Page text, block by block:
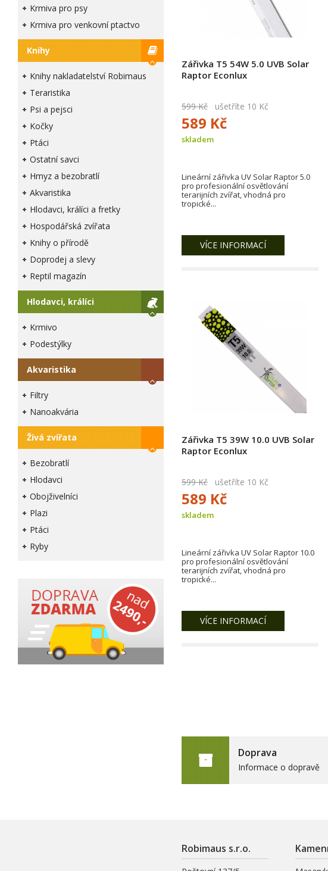
Krmiva pro psy
Krmiva pro venkovní ptactvo
Knihy
Knihy nakladatelství Robimaus
Teraristika
Psi a pejsci
Kočky
Ptáci
Ostatní savci
Hmyz a bezobratlí
Akvaristika
Hlodavci, králíci a fretky
Hospodářská zvířata
Knihy o přírodě
Doprodej a slevy
Reptil magazín
Hlodavci, králíci
Krmivo
Podestýlky
Akvaristika
Filtry
Nanoakvária
Živá zvířata
Bezobratlí
Hlodavci
Obojživelníci
Plazi
Ptáci
Ryby
Zářivka T5 54W 5.0 UVB Solar
Raptor Econlux
599 Kč ušetříte 10 Kč
589 Kč
skladem
Lineární zářivka UV Solar Raptor 5.0
pro profesionální osvětlování
terarijních zvířat, vhodná pro
tropické...
VÍCE INFORMACÍ
Zářivka T5 39W 10.0 UVB Solar
Raptor Econlux
599 Kč ušetříte 10 Kč
589 Kč
skladem
Lineární zářivka UV Solar Raptor 10.0
pro profesionální osvětlování
terarijních zvířat, vhodná pro
tropické...
VÍCE INFORMACÍ
Doprava
Informace o dopravě
Robimaus s.r.o.